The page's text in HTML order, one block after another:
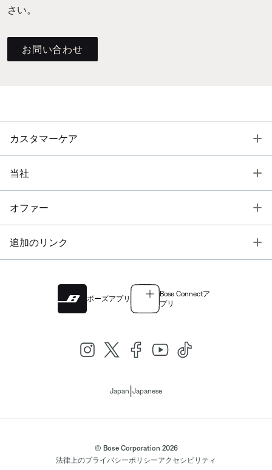
さい。
お問い合わせ
カスタマーケア
当社
オファー
追加のリンク
ボーズアプリ
Bose Connectア
プリ
Japan Japanese
© Bose Corporation 2026
法律上のプライバシーポリシーアクセシビリティ